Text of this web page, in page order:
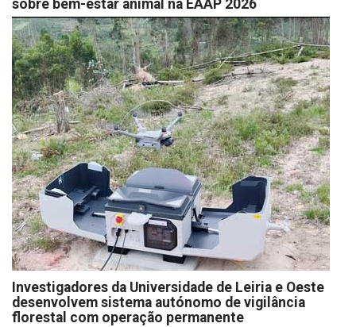
sobre bem-estar animal na EAAP 2026
Investigadores da Universidade de Leiria e Oeste
desenvolvem sistema autónomo de vigilância
florestal com operação permanente